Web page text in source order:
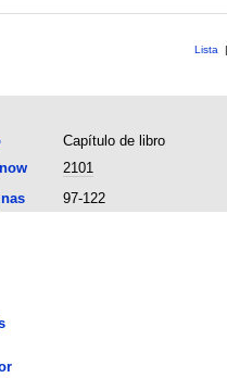
Lista |
Capítulo de libro
2101
97-122